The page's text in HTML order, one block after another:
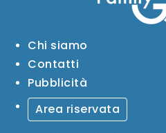
Chi siamo
Contatti
Pubblicità
Area riservata